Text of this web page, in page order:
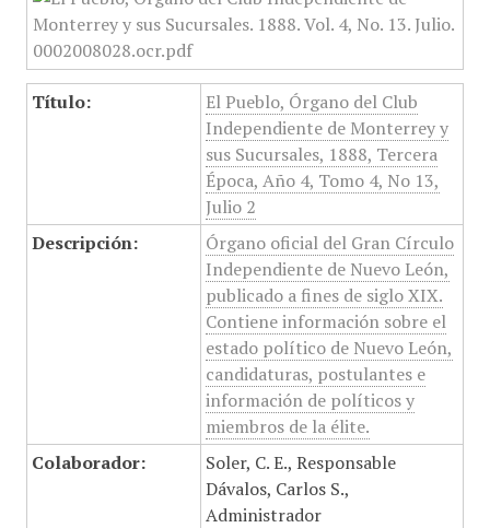
Título:
El Pueblo, Órgano del Club
Independiente de Monterrey y
sus Sucursales, 1888, Tercera
Época, Año 4, Tomo 4, No 13,
Julio 2
Descripción:
Órgano oficial del Gran Círculo
Independiente de Nuevo León,
publicado a fines de siglo XIX.
Contiene información sobre el
estado político de Nuevo León,
candidaturas, postulantes e
información de políticos y
miembros de la élite.
Colaborador:
Soler, C. E., Responsable
Dávalos, Carlos S.,
Administrador